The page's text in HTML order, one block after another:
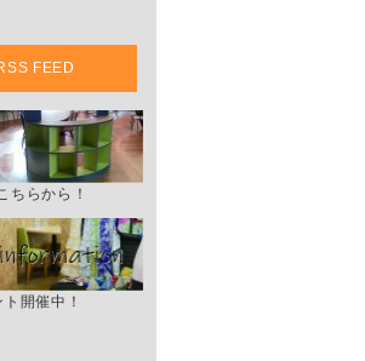
FEED
ちらから！
開催中！